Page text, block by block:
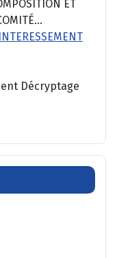
ET
Décryptage